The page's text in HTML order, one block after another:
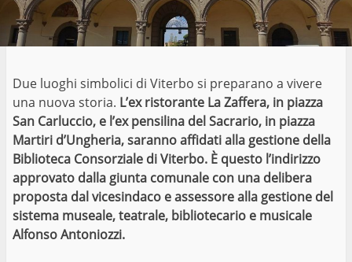
Due luoghi simbolici di Viterbo si preparano a vivere
una nuova storia. L’ex ristorante La Zaffera, in piazza
San Carluccio, e l’ex pensilina del Sacrario, in piazza
Martiri d’Ungheria, saranno affidati alla gestione della
Biblioteca Consorziale di Viterbo. È questo l’indirizzo
approvato dalla giunta comunale con una delibera
proposta dal vicesindaco e assessore alla gestione del
sistema museale, teatrale, bibliotecario e musicale
Alfonso Antoniozzi.